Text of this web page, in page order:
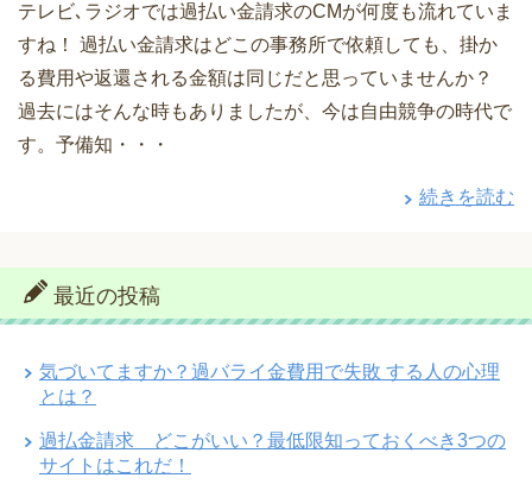
テレビ､ラジオでは過払い金請求のCMが何度も流れていま
すね！ 過払い金請求はどこの事務所で依頼しても、掛か
る費用や返還される金額は同じだと思っていませんか？
過去にはそんな時もありましたが、今は自由競争の時代で
す。予備知・・・
続きを読む
最近の投稿
気づいてますか？過バライ金費用で失敗 する人の心理
とは？
過払金請求 どこがいい？最低限知っておくべき3つの
サイトはこれだ！